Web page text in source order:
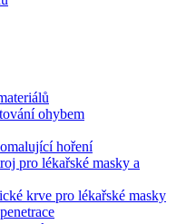
ohybem
hoření
pro lékařské masky a
krve pro lékařské masky